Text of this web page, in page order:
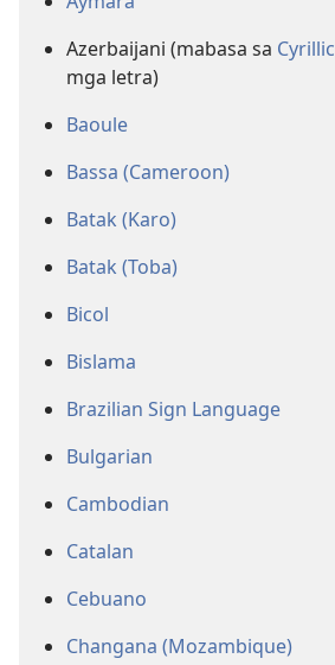
Azerbaijani (mabasa sa Cyrillic
mga letra)
Baoule
Bassa (Cameroon)
Batak (Karo)
Batak (Toba)
Bicol
Bislama
Brazilian Sign Language
Bulgarian
Cambodian
Catalan
Cebuano
Changana (Mozambique)